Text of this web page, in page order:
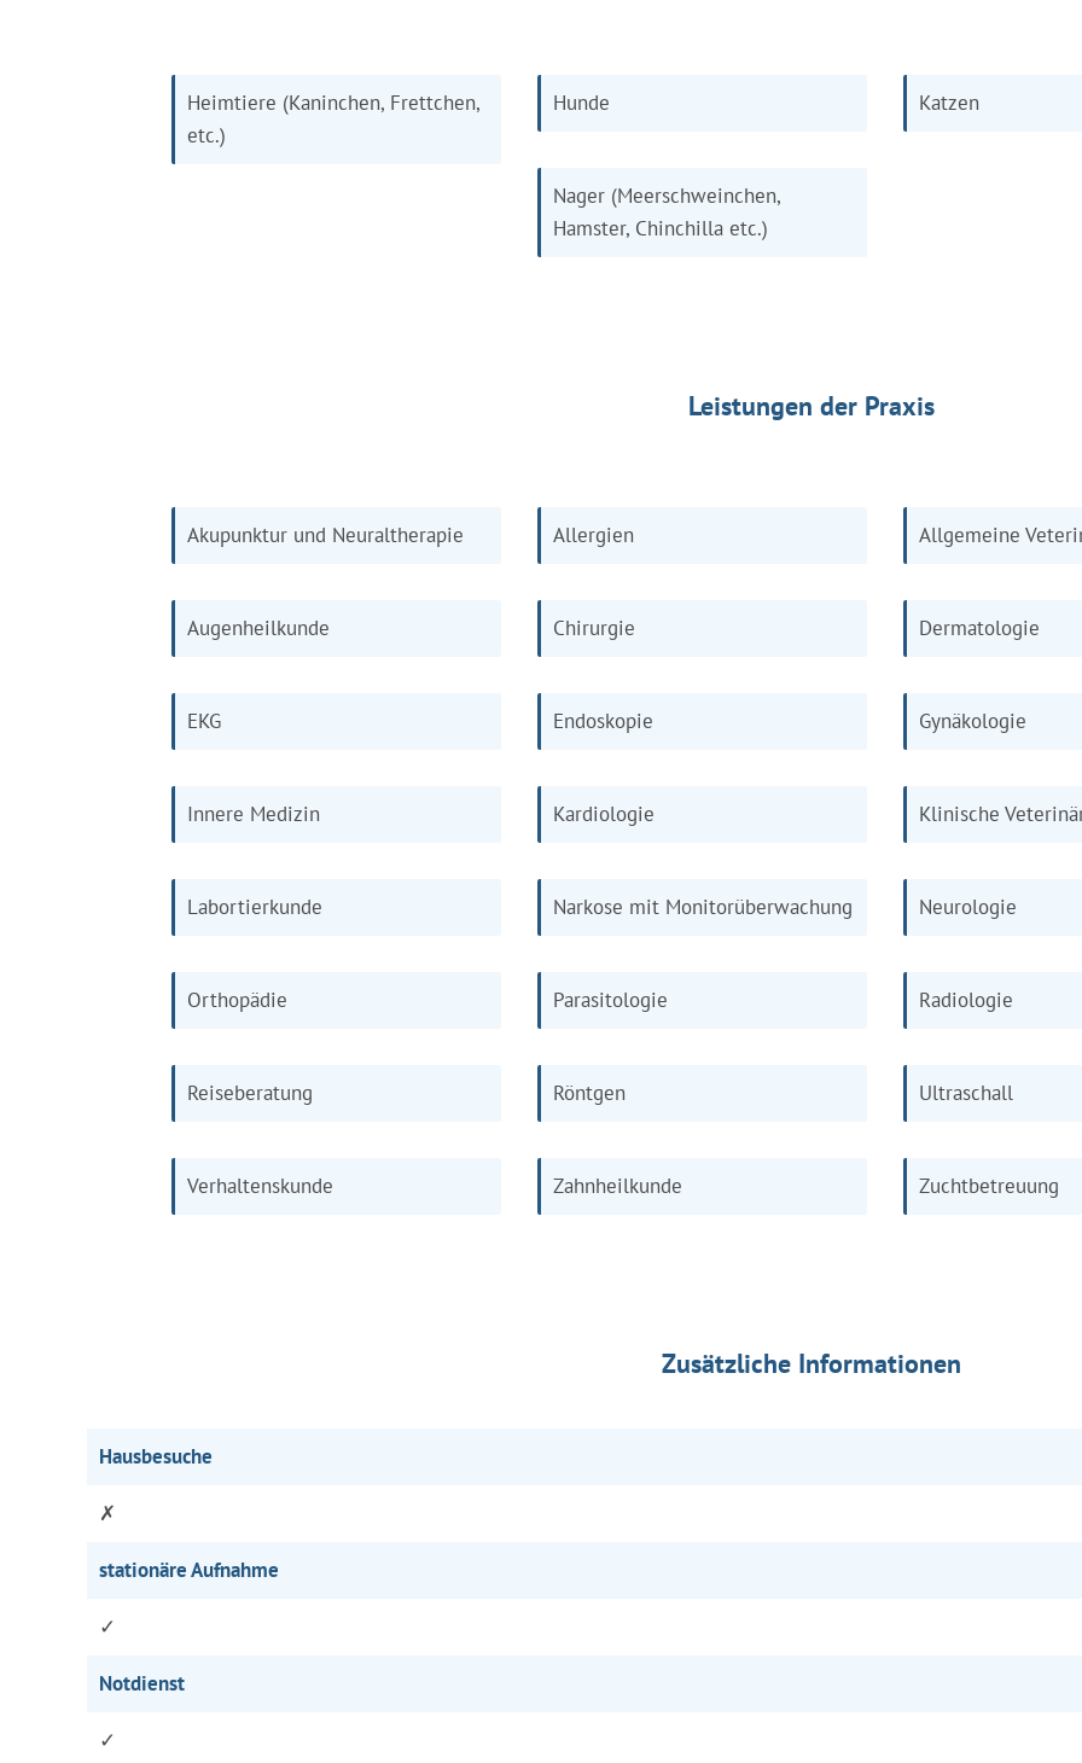
Heimtiere (Kaninchen, Frettchen,
etc.)
Hunde Katzen
Nager (Meerschweinchen,
Hamster, Chinchilla etc.)
Leistungen der Praxis
Akupunktur und Neuraltherapie Allergien Allgemeine
Augenheilkunde Chirurgie Dermatologie
EKG Endoskopie Gynäkologie
Innere Medizin Kardiologie Klinische
Labortierkunde Narkose mit Monitorüberwachung Neurologie
Orthopädie Parasitologie Radiologie
Reiseberatung Röntgen Ultraschall
Verhaltenskunde Zahnheilkunde Zuchtbetreuung
Zusätzliche Informationen
Hausbesuche
✗
stationäre Aufnahme
✓
Notdienst
✓